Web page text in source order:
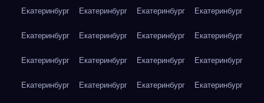
Екатеринбург Екатеринбург Екатеринбург Екатеринбург
Екатеринбург Екатеринбург Екатеринбург Екатеринбург
Екатеринбург Екатеринбург Екатеринбург Екатеринбург
Екатеринбург Екатеринбург Екатеринбург Екатеринбург